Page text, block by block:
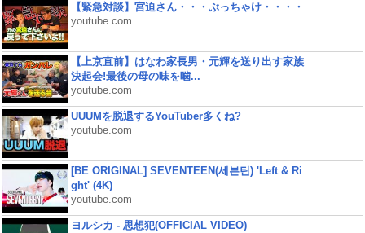
【緊急対談】宮迫さん・・・ぶっちゃけ・・・・
youtube.com
【上京直前】はなわ家長男・元輝を送り出す家族
決起会!最後の母の味を噛...
youtube.com
UUUMを脱退するYouTuber多くね?
youtube.com
[BE ORIGINAL] SEVENTEEN(세븐틴) 'Left & Ri
ght' (4K)
youtube.com
ヨルシカ - 思想犯(OFFICIAL VIDEO)